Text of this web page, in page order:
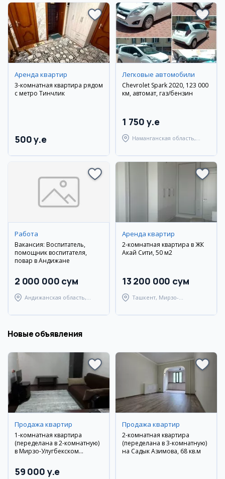
Аренда квартир
3-комнатная квартира рядом
с метро Тинчлик
500 y.e
Легковые автомобили
Chevrolet Spark 2020, 123 000
км, автомат, газ/бензин
1 750 y.e
Наманганская область,
Работа
Вакансия: Воспитатель,
помощник воспитателя,
повар в Андижане
2 000 000 сум
Андижанская область,
Аренда квартир
2-комнатная квартира в ЖК
Акай Сити, 50 м2
13 200 000 сум
Ташкент, Мирзо-
Новые объявления
Продажа квартир
1-комнатная квартира
(переделана в 2-комнатную)
в Мирзо-Улугбекском
59 000 y.e
Продажа квартир
2-комнатная квартира
(переделана в 3-комнатную)
на Садык Азимова, 68 кв.м